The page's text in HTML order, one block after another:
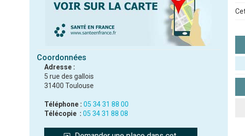
Coordonnées
Adresse :
5 rue des gallois
31400 Toulouse
Téléphone : 05 34 31 88 00
Télécopie : 05 34 31 88 08